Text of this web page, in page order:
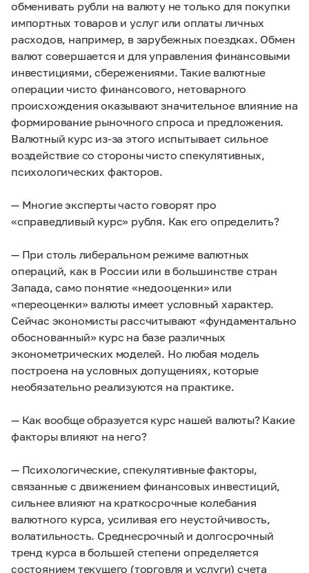
обменивать рубли на валюту не только для покупки
импортных товаров и услуг или оплаты личных
расходов, например, в зарубежных поездках. Обмен
валют совершается и для управления финансовыми
инвестициями, сбережениями. Такие валютные
операции чисто финансового, нетоварного
происхождения оказывают значительное влияние на
формирование рыночного спроса и предложения.
Валютный курс из-за этого испытывает сильное
воздействие со стороны чисто спекулятивных,
психологических факторов.
— Многие эксперты часто говорят про
«справедливый курс» рубля. Как его определить?
— При столь либеральном режиме валютных
операций, как в России или в большинстве стран
Запада, само понятие «недооценки» или
«переоценки» валюты имеет условный характер.
Сейчас экономисты рассчитывают «фундаментально
обоснованный» курс на базе различных
эконометрических моделей. Но любая модель
построена на условных допущениях, которые
необязательно реализуются на практике.
— Как вообще образуется курс нашей валюты? Какие
факторы влияют на него?
— Психологические, спекулятивные факторы,
связанные с движением финансовых инвестиций,
сильнее влияют на краткосрочные колебания
валютного курса, усиливая его неустойчивость,
волатильность. Среднесрочный и долгосрочный
тренд курса в большей степени определяется
состоянием текущего (торговля и услуги) счета